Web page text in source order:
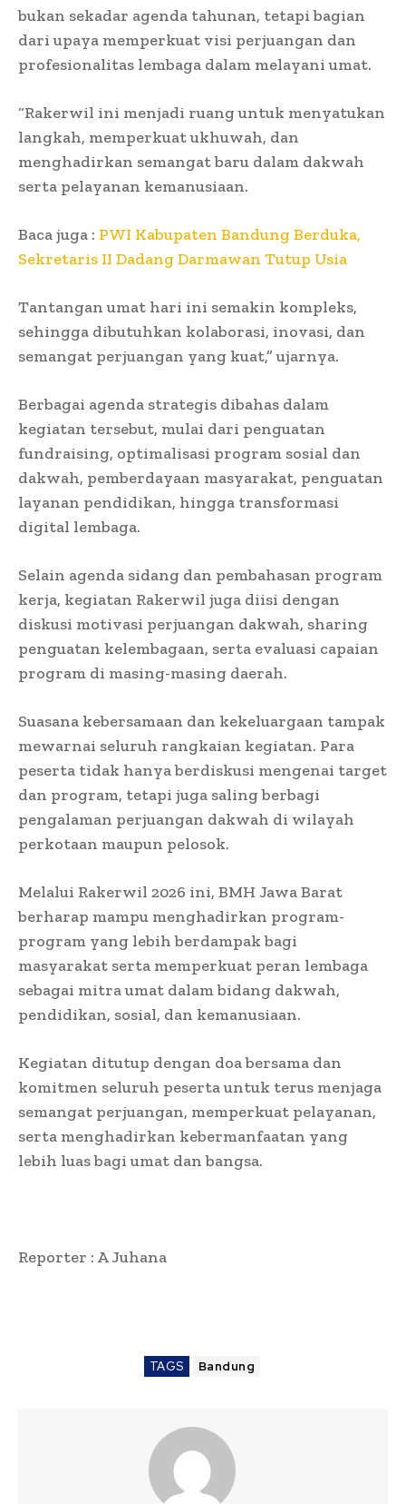
bukan sekadar agenda tahunan, tetapi bagian
dari upaya memperkuat visi perjuangan dan
profesionalitas lembaga dalam melayani umat.
“Rakerwil ini menjadi ruang untuk menyatukan
langkah, memperkuat ukhuwah, dan
menghadirkan semangat baru dalam dakwah
serta pelayanan kemanusiaan.
Baca juga : PWI Kabupaten Bandung Berduka,
Sekretaris II Dadang Darmawan Tutup Usia
Tantangan umat hari ini semakin kompleks,
sehingga dibutuhkan kolaborasi, inovasi, dan
semangat perjuangan yang kuat,” ujarnya.
Berbagai agenda strategis dibahas dalam
kegiatan tersebut, mulai dari penguatan
fundraising, optimalisasi program sosial dan
dakwah, pemberdayaan masyarakat, penguatan
layanan pendidikan, hingga transformasi
digital lembaga.
Selain agenda sidang dan pembahasan program
kerja, kegiatan Rakerwil juga diisi dengan
diskusi motivasi perjuangan dakwah, sharing
penguatan kelembagaan, serta evaluasi capaian
program di masing-masing daerah.
Suasana kebersamaan dan kekeluargaan tampak
mewarnai seluruh rangkaian kegiatan. Para
peserta tidak hanya berdiskusi mengenai target
dan program, tetapi juga saling berbagi
pengalaman perjuangan dakwah di wilayah
perkotaan maupun pelosok.
Melalui Rakerwil 2026 ini, BMH Jawa Barat
berharap mampu menghadirkan program-
program yang lebih berdampak bagi
masyarakat serta memperkuat peran lembaga
sebagai mitra umat dalam bidang dakwah,
pendidikan, sosial, dan kemanusiaan.
Kegiatan ditutup dengan doa bersama dan
komitmen seluruh peserta untuk terus menjaga
semangat perjuangan, memperkuat pelayanan,
serta menghadirkan kebermanfaatan yang
lebih luas bagi umat dan bangsa.
Reporter : A Juhana
TAGS Bandung